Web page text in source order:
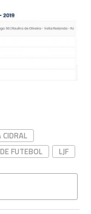
CIDRAL
FUTEBOL LJF